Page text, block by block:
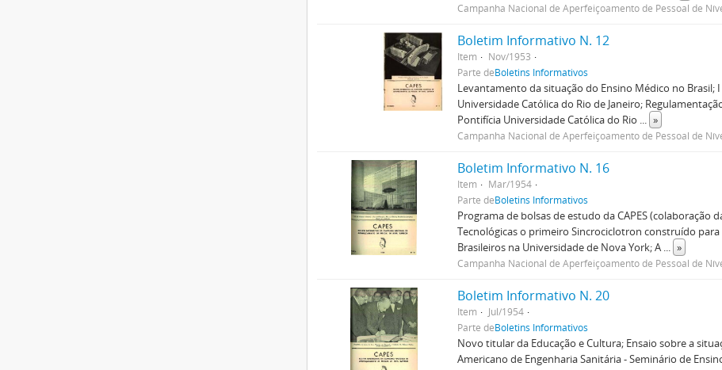
Campanha Nacional de Aperfeiçoamento de Pessoal de
Boletim Informativo N. 12
Item
Nov/1953
Parte deBoletins Informativos
Levantamento da situação do Ensino Médico no Brasil;
Universidade Católica do Rio de Janeiro;
Pontifícia Universidade Católica do Rio ... »
Campanha Nacional de Aperfeiçoamento de Pessoal de
Boletim Informativo N. 16
Item
Mar/1954
Parte deBoletins Informativos
Programa de bolsas de estudo da CAPES (colaboração
Tecnológicas o primeiro Sincrociclotron construído
Brasileiros na Universidade de Nova York; A ... »
Campanha Nacional de Aperfeiçoamento de Pessoal de
Boletim Informativo N. 20
Item
Jul/1954
Parte deBoletins Informativos
Novo titular da Educação e Cultura; Ensaio sobre a
Americano de Engenharia Sanitária - Seminário de